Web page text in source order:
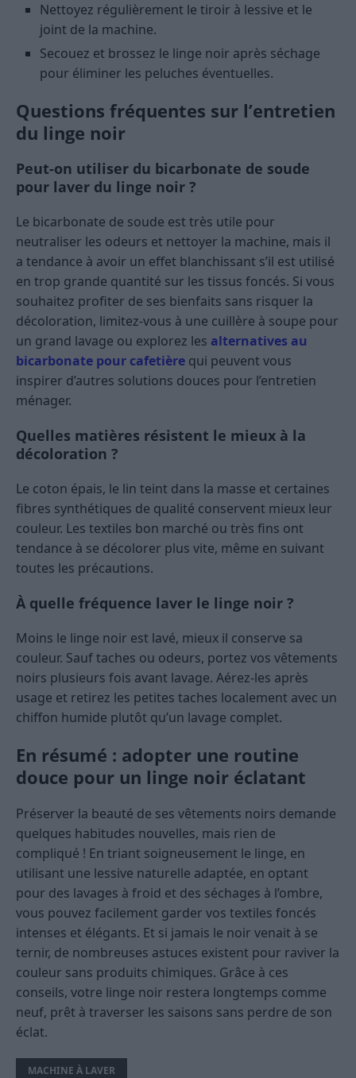
Nettoyez régulièrement le tiroir à lessive et le
joint de la machine.
Secouez et brossez le linge noir après séchage
pour éliminer les peluches éventuelles.
Questions fréquentes sur l’entretien
du linge noir
Peut-on utiliser du bicarbonate de soude
pour laver du linge noir ?
Le bicarbonate de soude est très utile pour
neutraliser les odeurs et nettoyer la machine, mais il
a tendance à avoir un effet blanchissant s’il est utilisé
en trop grande quantité sur les tissus foncés. Si vous
souhaitez profiter de ses bienfaits sans risquer la
décoloration, limitez-vous à une cuillère à soupe pour
un grand lavage ou explorez les alternatives au
bicarbonate pour cafetière qui peuvent vous
inspirer d’autres solutions douces pour l’entretien
ménager.
Quelles matières résistent le mieux à la
décoloration ?
Le coton épais, le lin teint dans la masse et certaines
fibres synthétiques de qualité conservent mieux leur
couleur. Les textiles bon marché ou très fins ont
tendance à se décolorer plus vite, même en suivant
toutes les précautions.
À quelle fréquence laver le linge noir ?
Moins le linge noir est lavé, mieux il conserve sa
couleur. Sauf taches ou odeurs, portez vos vêtements
noirs plusieurs fois avant lavage. Aérez-les après
usage et retirez les petites taches localement avec un
chiffon humide plutôt qu’un lavage complet.
En résumé : adopter une routine
douce pour un linge noir éclatant
Préserver la beauté de ses vêtements noirs demande
quelques habitudes nouvelles, mais rien de
compliqué ! En triant soigneusement le linge, en
utilisant une lessive naturelle adaptée, en optant
pour des lavages à froid et des séchages à l’ombre,
vous pouvez facilement garder vos textiles foncés
intenses et élégants. Et si jamais le noir venait à se
ternir, de nombreuses astuces existent pour raviver la
couleur sans produits chimiques. Grâce à ces
conseils, votre linge noir restera longtemps comme
neuf, prêt à traverser les saisons sans perdre de son
éclat.
MACHINE À LAVER